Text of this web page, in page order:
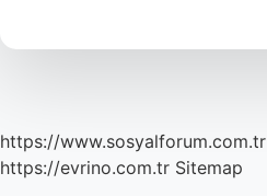
https://www.sosyalforum.com.tr
https://evrino.com.tr Sitemap